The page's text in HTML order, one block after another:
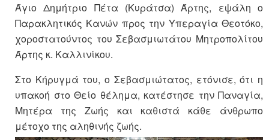
Άγιο Δημήτριο Πέτα (Κυράτσα) Άρτης, εψάλη ο
Παρακλητικός Κανών προς την Υπεραγία Θεοτόκο,
χοροστατούντος του Σεβασμιωτάτου Μητροπολίτου
Άρτης κ. Καλλινίκου.
Στο Κήρυγμά του, ο Σεβασμιώτατος, ετόνισε, ότι η
υπακοή στο Θείο θέλημα, κατέστησε την Παναγία,
Μητέρα της Ζωής και καθιστά κάθε άνθρωπο
μέτοχο της αληθινής ζωής.